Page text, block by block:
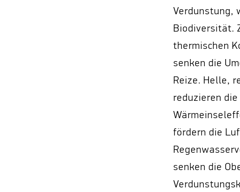
Verdunstung,
Biodiversität.
thermischen
senken die
Reize. Helle,
reduzieren
fördern die
senken die